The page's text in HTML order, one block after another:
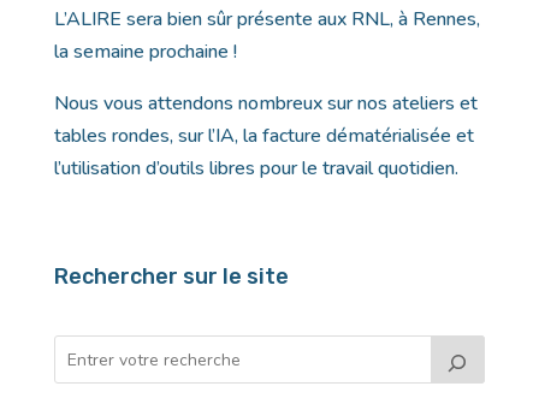
L’ALIRE sera bien sûr présente aux RNL, à Rennes,
la semaine prochaine !
Nous vous attendons nombreux sur nos ateliers et
tables rondes, sur l’IA, la facture dématérialisée et
l’utilisation d’outils libres pour le travail quotidien.
Rechercher sur le site